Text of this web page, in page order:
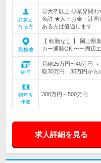
対象と
なる方
◎大卒以上 ◎業界問わ
免許 ★人・お金・計画
ある方は優遇します
勤務地
【 転勤なし 】 岡山
カー通勤OK 〜〜周辺
給与
月給25万円〜40万円
収30万円、35万円から
初年度
年収
300万円～500万円
求人詳細を見る